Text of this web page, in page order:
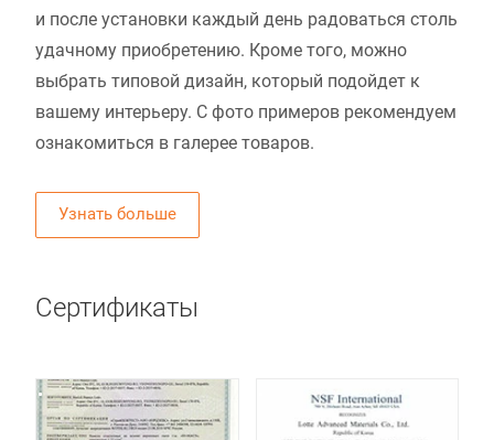
и после установки каждый день радоваться столь
удачному приобретению. Кроме того, можно
выбрать типовой дизайн, который подойдет к
вашему интерьеру. С фото примеров рекомендуем
ознакомиться в галерее товаров.
Узнать больше
Сертификаты